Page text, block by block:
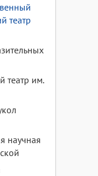
театр
театр им.
научная